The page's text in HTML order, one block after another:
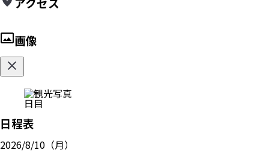
画像
日目
日程表
2026/8/10（月）